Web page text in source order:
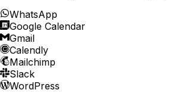
WhatsApp
Google Calendar
Gmail
Calendly
Mailchimp
Slack
WordPress